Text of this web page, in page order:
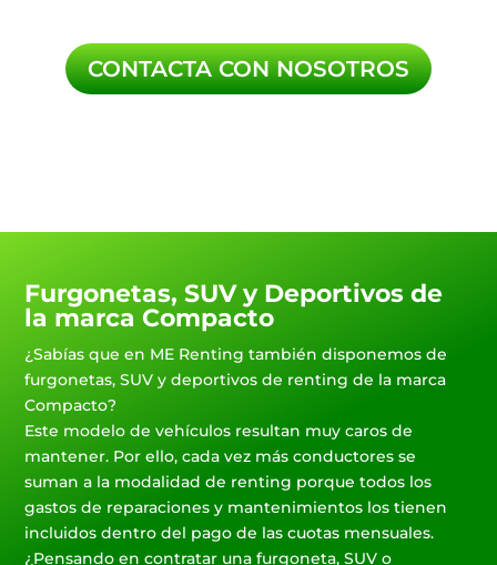
CONTACTA CON NOSOTROS
Furgonetas, SUV y Deportivos de
la marca Compacto
¿Sabías que en ME Renting también disponemos de
furgonetas, SUV y deportivos de renting de la marca
Compacto?
Este modelo de vehículos resultan muy caros de
mantener. Por ello, cada vez más conductores se
suman a la modalidad de renting porque todos los
gastos de reparaciones y mantenimientos los tienen
incluidos dentro del pago de las cuotas mensuales.
¿Pensando en contratar una furgoneta, SUV o